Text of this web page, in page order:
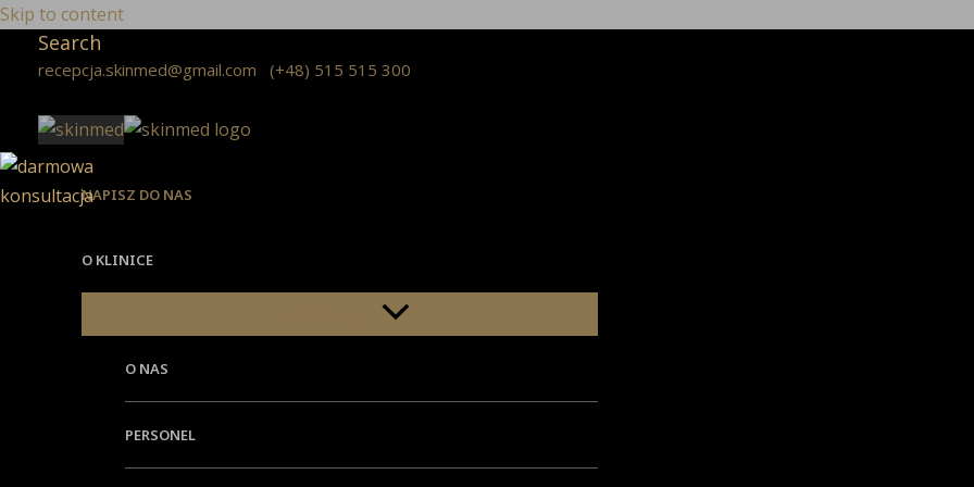
Skip to content
Search
recepcja.skinmed@gmail.com (+48) 515 515 300
NAPISZ DO NAS
O KLINICE
O NAS
PERSONEL